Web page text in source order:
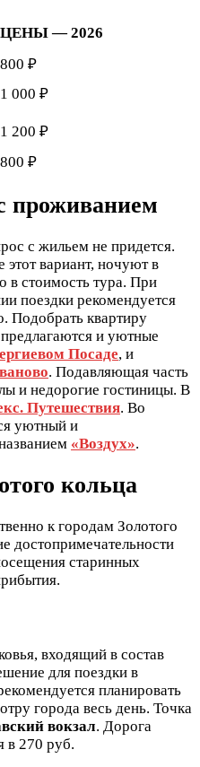
ЦЕНЫ — 2026
800 ₽
1 000 ₽
1 200 ₽
800 ₽
проживанием
с жильем не придется.
вариант, ночуют в
в стоимость тура. При
поездки рекомендуется
Подобрать квартиру
и уютные
Посаде, и
. Подавляющая часть
и недорогие гостиницы. В
Путешествия. Во
уютный и
«Воздух».
кольца
к городам Золотого
достопримечательности
старинных
входящий в состав
для поездки в
планировать
города весь день. Точка
вокзал. Дорога
в 270 руб.